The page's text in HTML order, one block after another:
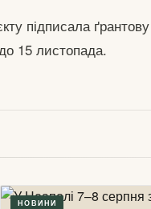
підписала
15 листопада.
НОВИНИ